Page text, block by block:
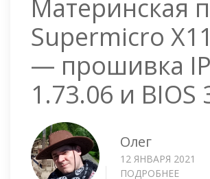
Материнская
Supermicro
— прошивка
1.73.06 и BIOS
Олег
12 ЯНВАРЯ 2021
ПОДРОБНЕЕ